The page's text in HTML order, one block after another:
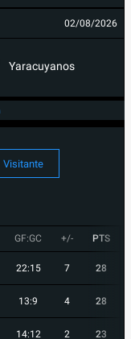
02/08/2026
Yaracuyanos
Visitante
GF:GC +/- PTS
22:15 7 28
13:9 4 28
14:12 2 23